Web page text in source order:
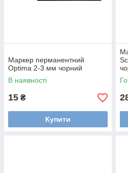
Маркер перманентний
Optima 2-3 мм чорний
В наявності
15 ₴
Купити